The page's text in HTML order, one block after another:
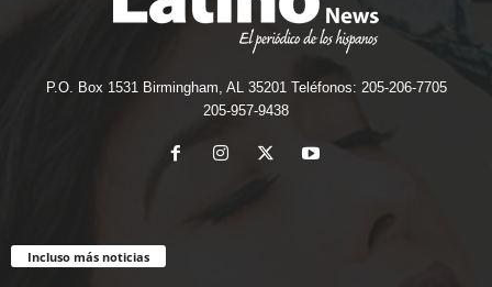
P.O. Box 1531 Birmingham, AL 35201 Teléfonos: 205-206-7705
205-957-9438
Incluso más noticias